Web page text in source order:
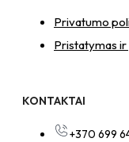
Privatumo
Pristatymas
KONTAKTAI
+370 699